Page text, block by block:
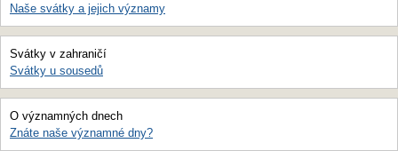
Naše svátky a jejich významy
Svátky v zahraničí
Svátky u sousedů
O významných dnech
Znáte naše významné dny?